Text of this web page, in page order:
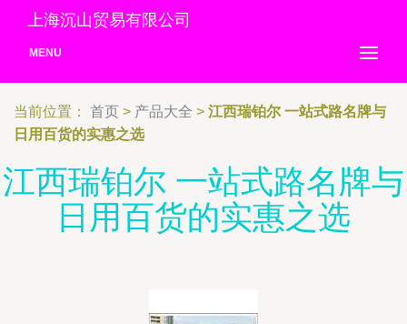
上海沉山贸易有限公司
MENU
当前位置： 首页 > 产品大全 > 江西瑞铂尔 一站式路名牌与
日用百货的实惠之选
江西瑞铂尔 一站式路名牌与
日用百货的实惠之选